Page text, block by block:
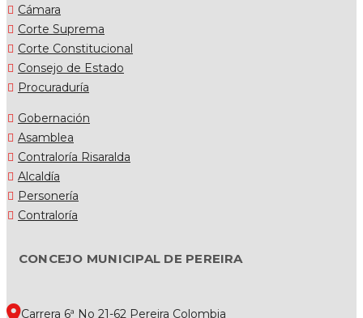
Cámara
Corte Suprema
Corte Constitucional
Consejo de Estado
Procuraduría
Gobernación
Asamblea
Contraloría Risaralda
Alcaldía
Personería
Contraloría
CONCEJO MUNICIPAL DE PEREIRA
Carrera 6ª No 21-62 Pereira Colombia